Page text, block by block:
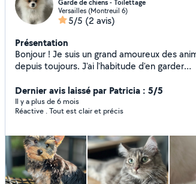
Garde de chiens - Toilettage
Versailles (Montreuil 6)
5/5 (2 avis)
Présentation
Bonjour ! Je suis un grand amoureux des animaux
depuis toujours. J'ai l'habitude d'en garder
lors d'absences prolongées, et je veille
bien-être avec attention et douceur. En
propose également des services de
Dernier avis laissé par Patricia : 5/5
Il y a plus de 6 mois
Réactive . Tout est clair et précis